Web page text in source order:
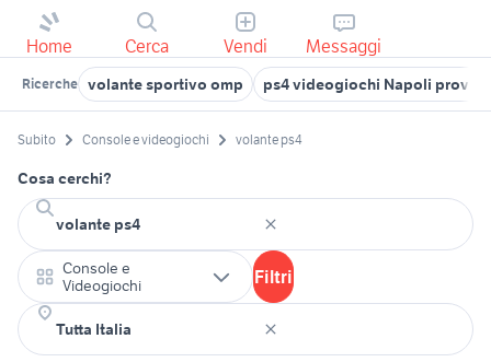
Home Cerca Vendi Messaggi
Ricerche volante sportivo omp ps4 videogiochi Napoli
Subito Console e videogiochi volante ps4
Cosa cerchi?
Console e
Videogiochi
Filtri